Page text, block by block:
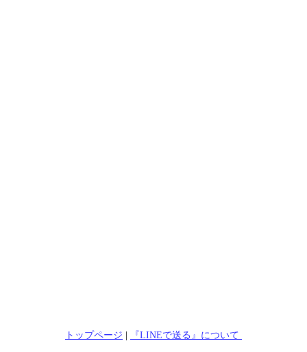
トップページ | 『LINEで送る』について